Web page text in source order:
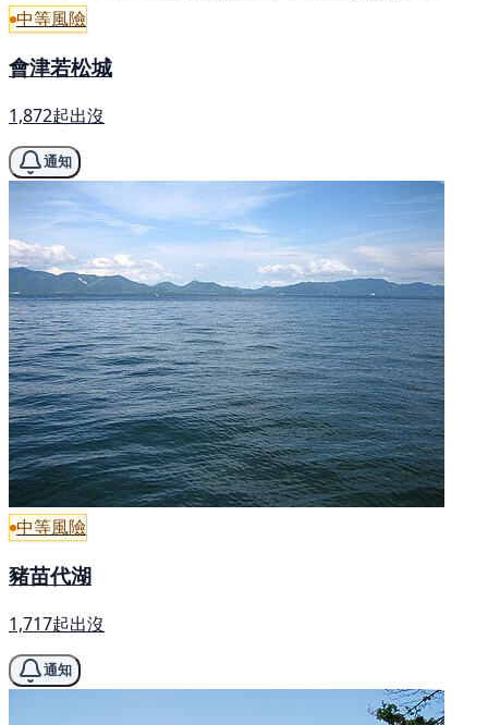
中等風險
會津若松城
1,872起出沒
通知
中等風險
豬苗代湖
1,717起出沒
通知